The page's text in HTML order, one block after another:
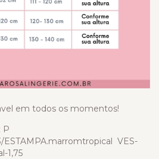
em todos os momentos!
P
ESTAMPA.marromtropical VES-
1,75